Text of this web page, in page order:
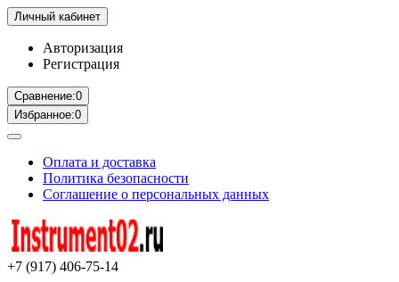
Личный кабинет
Авторизация
Регистрация
Сравнение:0
Избранное:0
Оплата и доставка
Политика безопасности
Соглашение о персональных данных
+7 (917) 406-75-14